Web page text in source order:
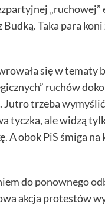
Taka para
się w tematy
ruchów
trzeba
tyczka, ale widzą
A obok PiS śmiga na
doponownego
akcja protestów